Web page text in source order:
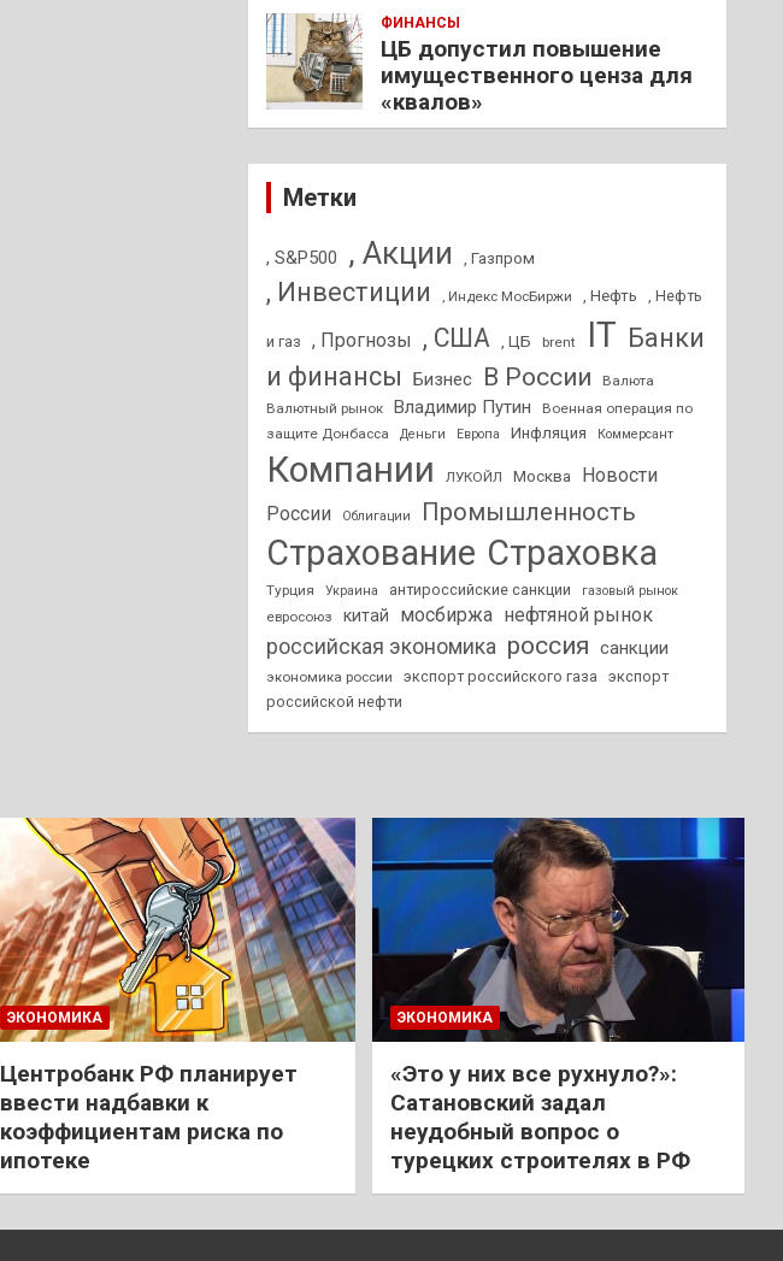
ФИНАНСЫ
ЦБ допустил повышение
имущественного ценза для
«квалов»
Метки
, S&P500 , Акции , Газпром
, Инвестиции , Индекс МосБиржи , Нефть , Нефть
и газ , Прогнозы , США , ЦБ brent IT Банки
и финансы
Бизнес В России
Валюта
Валютный рынок
Владимир Путин
Военная операция по
защите Донбасса
Деньги Европа Инфляция Коммерсант
Компании ЛУКОЙЛ Москва
Новости
России
Облигации Промышленность
Страхование Страховка
Турция Украина антироссийские санкции газовый рынок
евросоюз китай мосбиржа нефтяной рынок
российская экономика россия санкции
экономика россии экспорт российского газа
экспорт
российской нефти
ЭКОНОМИКА
Центробанк РФ планирует
ввести надбавки к
коэффициентам риска по
ипотеке
ЭКОНОМИКА
«Это у них все рухнуло?»:
Сатановский задал
неудобный вопрос о
турецких строителях в РФ